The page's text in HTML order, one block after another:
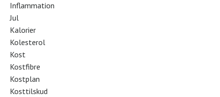
Inflammation
Jul
Kalorier
Kolesterol
Kost
Kostfibre
Kostplan
Kosttilskud